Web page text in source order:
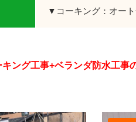
▼コーキング：オート
ング工事+ベランダ防水工事